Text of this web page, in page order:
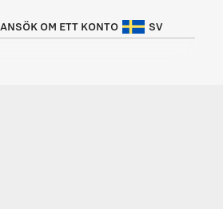
ANSÖK OM ETT KONTO SV